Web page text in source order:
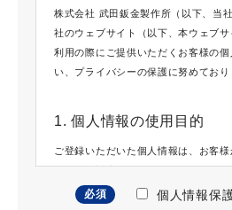
株式会社 武田鈑金製作所（以下、当
社のウェブサイト（以下、本ウェブ
利用の際にご提供いただくお客様の
い、プライバシーの保護に努めており
1. 個人情報の使用目的
ご登録いただいた個人情報は、お客
必須 個人情報保